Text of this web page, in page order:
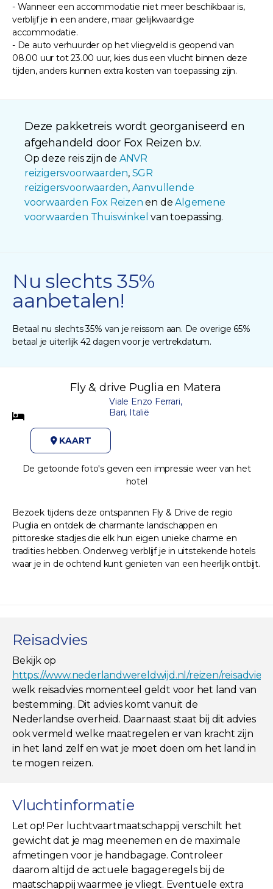
- Wanneer een accommodatie niet meer beschikbaar is,
verblijf je in een andere, maar gelijkwaardige
accommodatie.
- De auto verhuurder op het vliegveld is geopend van
08.00 uur tot 23.00 uur, kies dus een vlucht binnen deze
tijden, anders kunnen extra kosten van toepassing zijn.
Deze pakketreis wordt georganiseerd en
afgehandeld door Fox Reizen b.v.
Op deze reis zijn de ANVR
reizigersvoorwaarden, SGR
reizigersvoorwaarden, Aanvullende
voorwaarden Fox Reizen en deAlgemene
voorwaarden Thuiswinkel van toepassing.
Nu slechts 35%
aanbetalen!
Betaal nu slechts 35% van je reissom aan. De overige 65%
betaal je uiterlijk 42 dagen voor je vertrekdatum.
Fly & drive Puglia en Matera
Viale Enzo Ferrari,
Bari, Italië
KAART
De getoonde foto's geven een impressie weer van het
hotel
Bezoek tijdens deze ontspannen Fly & Drive de regio
Puglia en ontdek de charmante landschappen en
pittoreske stadjes die elk hun eigen unieke charme en
tradities hebben. Onderweg verblijf je in uitstekende hotels
waar je in de ochtend kunt genieten van een heerlijk ontbijt.
Reisadvies
Bekijk op
https://www.nederlandwereldwijd.nl/reizen/
welk reisadvies momenteel geldt voor het land van
bestemming. Dit advies komt vanuit de
Nederlandse overheid. Daarnaast staat bij dit advies
ook vermeld welke maatregelen er van kracht zijn
in het land zelf en wat je moet doen om het land in
te mogen reizen.
Vluchtinformatie
Let op! Per luchtvaartmaatschappij verschilt het
gewicht dat je mag meenemen en de maximale
afmetingen voor je handbagage. Controleer
daarom altijd de actuele bagageregels bij de
maatschappij waarmee je vliegt. Eventuele extra